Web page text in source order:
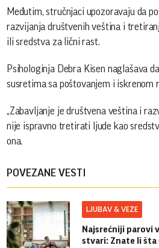
Međutim, stručnjaci upozoravaju da
razvijanja društvenih veština i
ili sredstva za lični rast.
Psihologinja Debra Kisen naglašava
susretima sa poštovanjem i iskrenom
„Zabavljanje je društvena veština i
nije ispravno tretirati ljude kao
ona.
POVEZANE VESTI
LJUBAV & VEZE
Najsrećniji parovi
stvari: Znate li šta